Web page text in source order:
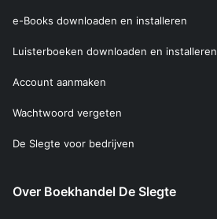
e-Books downloaden en installeren
Luisterboeken downloaden en installeren
Account aanmaken
Wachtwoord vergeten
De Slegte voor bedrijven
Over Boekhandel De Slegte